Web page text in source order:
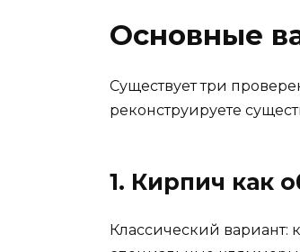
Основные
Существует три
реконструируете
1. Кирпич как
Классический